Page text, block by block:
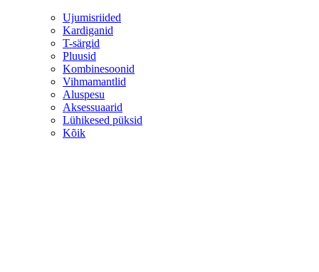
Ujumisriided
Kardiganid
T-särgid
Pluusid
Kombinesoonid
Vihmamantlid
Aluspesu
Aksessuaarid
Lühikesed püksid
Kõik